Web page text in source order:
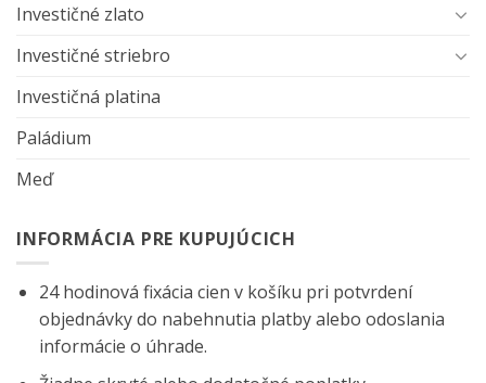
Investičné zlato
Investičné striebro
Investičná platina
Paládium
Meď
INFORMÁCIA PRE KUPUJÚCICH
24 hodinová fixácia cien v košíku pri potvrdení
objednávky do nabehnutia platby alebo odoslania
informácie o úhrade.